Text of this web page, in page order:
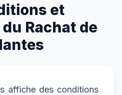
et
Rachat de
affiche des conditions